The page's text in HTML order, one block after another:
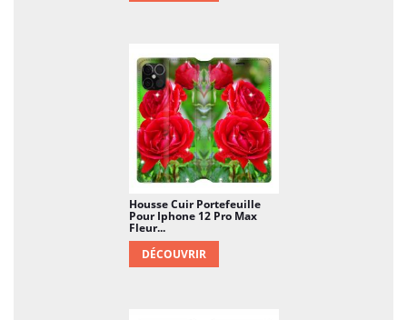
Housse Cuir Portefeuille
Pour Iphone 12 Pro Max
Fleur...
DÉCOUVRIR